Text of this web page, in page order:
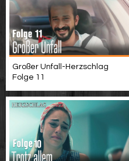
Großer Unfall-Herzschlag
Folge 11